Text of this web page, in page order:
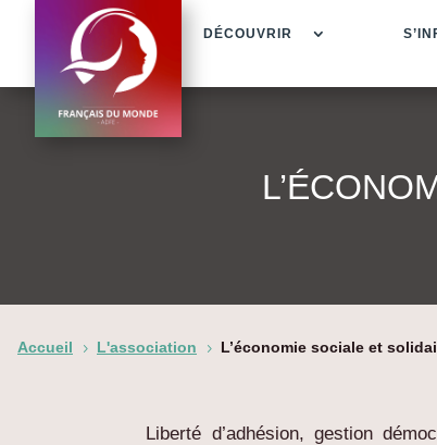
DÉCOUVRIR
Accueil 5 L'association 5 L’économie sociale et
Liberté d’adhésion, gestion